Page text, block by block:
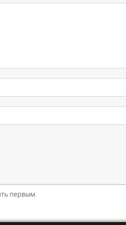
первым.